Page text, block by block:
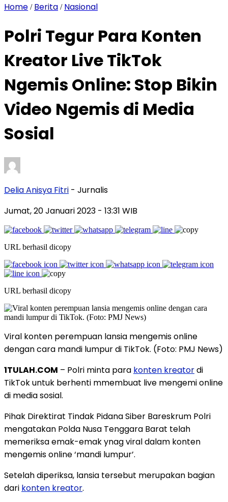
Home / Berita / Nasional
Polri Tegur Para Konten
Kreator Live TikTok
Ngemis Online: Stop Bikin
Video Ngemis di Media
Sosial
Delia Anisya Fitri - Jurnalis
Jumat, 20 Januari 2023 - 13:31 WIB
URL berhasil dicopy
URL berhasil dicopy
Viral konten perempuan lansia mengemis online
dengan cara mandi lumpur di TikTok. (Foto: PMJ News)
1TULAH.COM – Polri minta para konten kreatordi
TikTok untuk berhenti mmembuat live mengemi online
di media sosial.
Pihak Direktirat Tindak Pidana Siber Bareskrum Polri
mengatakan Polda Nusa Tenggara Barat telah
memeriksa emak-emak ynag viral dalam konten
mengemis online ‘mandi lumpur’.
Setelah diperiksa, lansia tersebut merupakan bagian
dari konten kreator.